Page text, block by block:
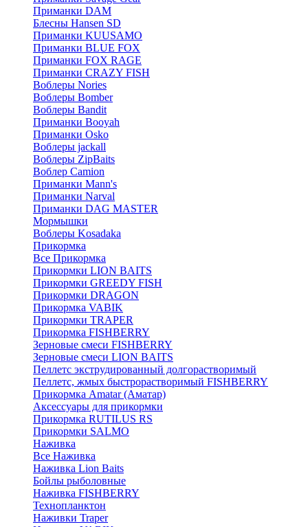
Приманки DAM
Блесны Hansen SD
Приманки KUUSAMO
Приманки BLUE FOX
Приманки FOX RAGE
Приманки CRAZY FISH
Воблеры Nories
Воблеры Bomber
Воблеры Bandit
Приманки Booyah
Приманки Osko
Воблеры jackall
Воблеры ZipBaits
Воблер Camion
Приманки Mann's
Приманки Narval
Приманки DAG MASTER
Мормышки
Воблеры Kosadaka
Прикормка
Все Прикормка
Прикормки LION BAITS
Прикормки GREEDY FISH
Прикормки DRAGON
Прикормка VABIK
Прикормки TRAPER
Прикормка FISHBERRY
Зерновые смеси FISHBERRY
Зерновые смеси LION BAITS
Пеллетс экструдированный долгорастворимый
Пеллетс, жмых быстрорастворимый FISHBERRY
Прикормка Amatar (Аматар)
Аксессуары для прикормки
Прикормка RUTILUS RS
Прикормки SALMO
Наживка
Все Наживка
Наживка Lion Baits
Бойлы рыболовные
Наживка FISHBERRY
Технопланктон
Наживки Traper